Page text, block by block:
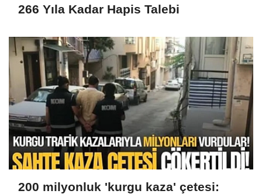
266 Yıla Kadar Hapis Talebi
200 milyonluk 'kurgu kaza' çetesi: